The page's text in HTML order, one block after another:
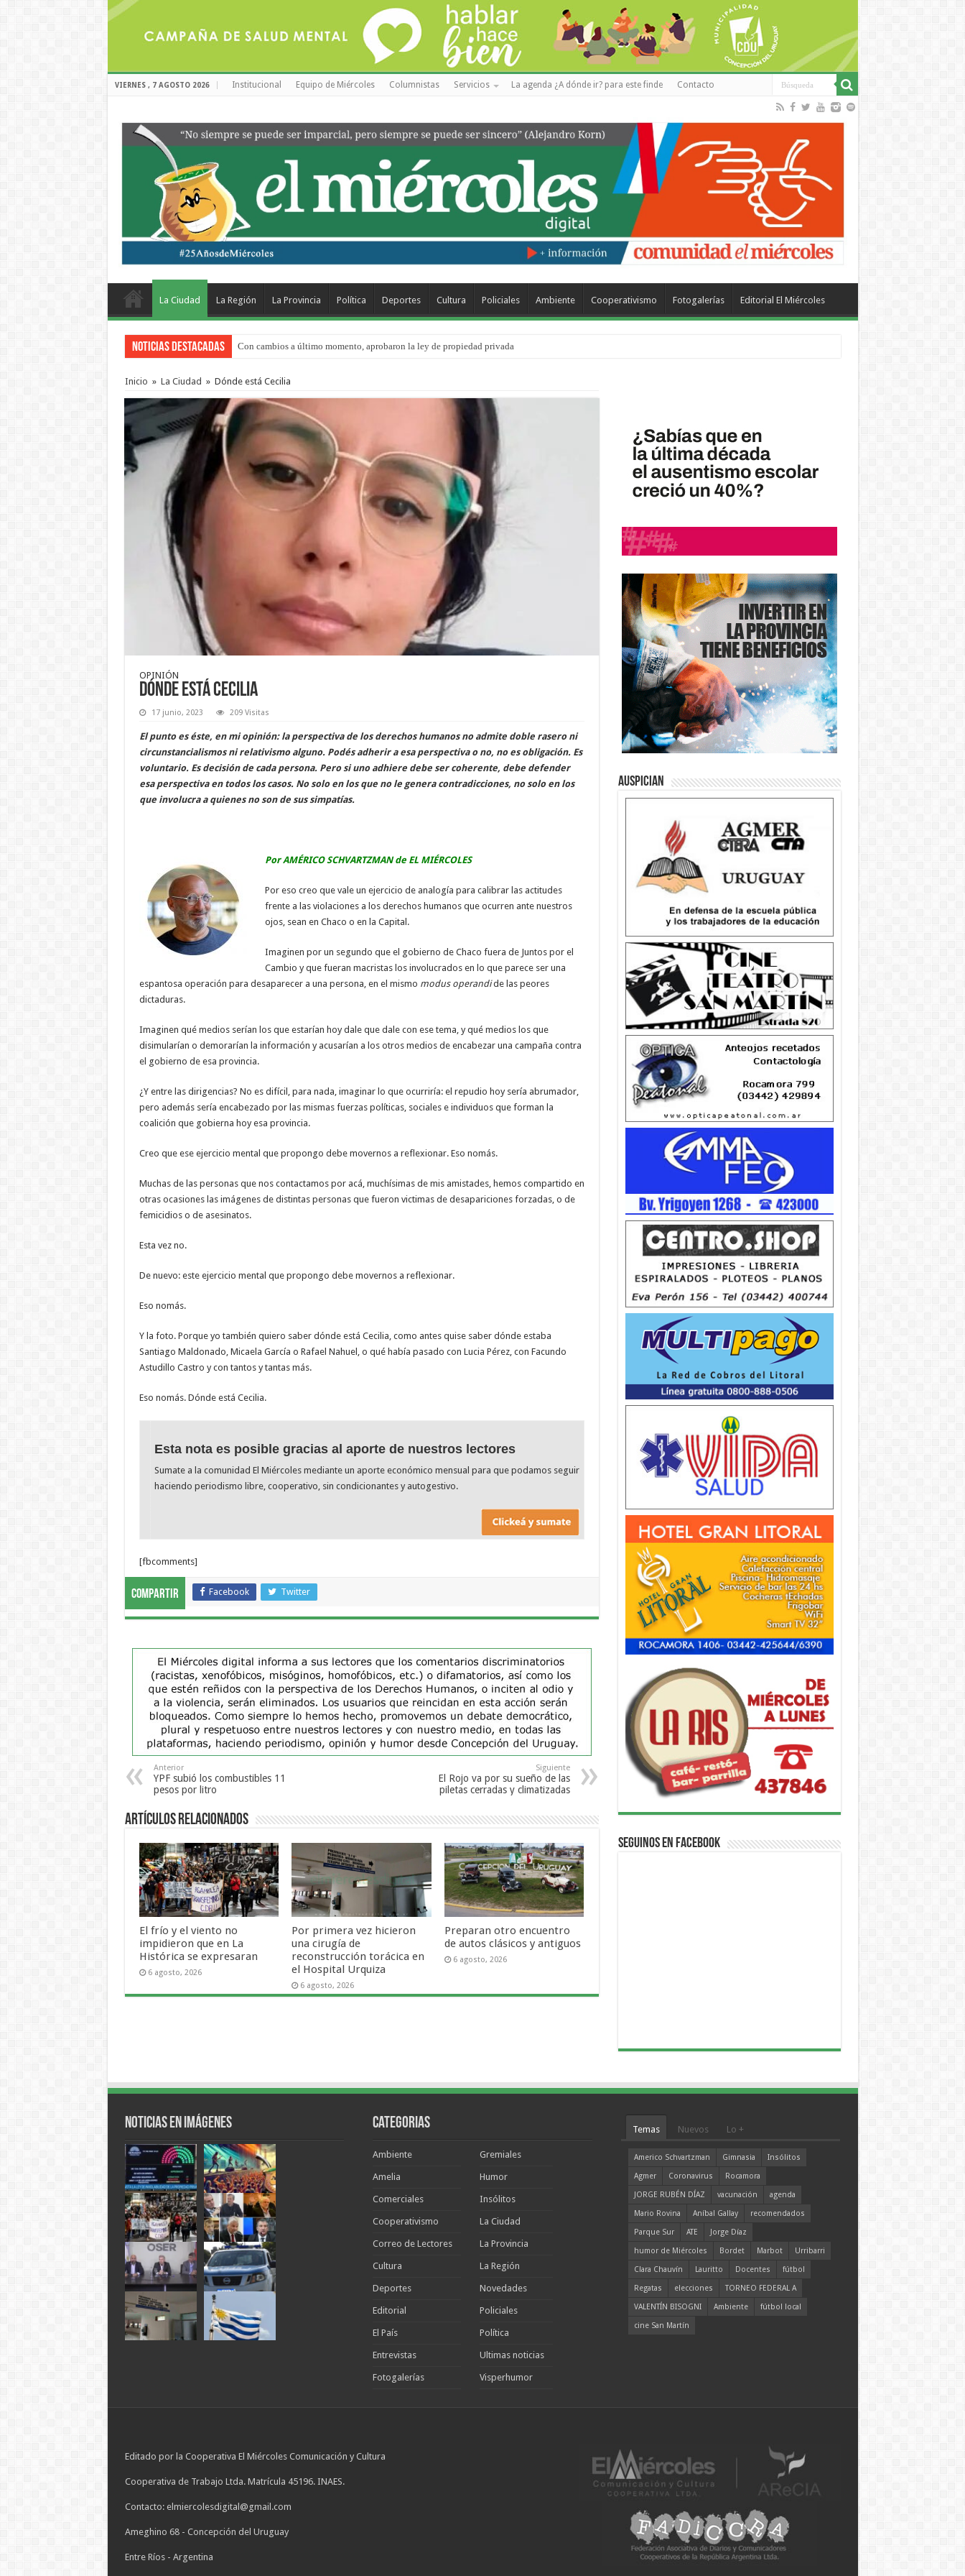
VIERNES , 7 AGOSTO 2026 Institucional Equipo de Miércoles Columnistas Servicios La agenda ¿A dónde ir? para este finde Contacto
La Ciudad La Región La Provincia Política Deportes Cultura Policiales Ambiente Cooperativismo Fotogalerías Editorial El Miércoles
Noticias Destacadas Con cambios a último momento, aprobaron la ley de propiedad privada
Del viernes 7 al domingo 9 de agosto: la agenda ¿A dónde ir? para este finde
Inicio » La Ciudad » Dónde está Cecilia
OPINIÓN
Dónde está Cecilia
17 junio, 2023 209 Visitas
El punto es éste, en mi opinión: la perspectiva de los derechos humanos no admite doble rasero ni
circunstancialismos ni relativismo alguno. Podés adherir a esa perspectiva o no, no es obligación. Es
voluntario. Es decisión de cada persona. Pero si uno adhiere debe ser coherente, debe defender
esa perspectiva en todos los casos. No solo en los que no le genera contradicciones, no solo en los
que involucra a quienes no son de sus simpatías.
Por AMÉRICO SCHVARTZMAN de EL MIÉRCOLES
Por eso creo que vale un ejercicio de analogía para calibrar las actitudes
frente a las violaciones a los derechos humanos que ocurren ante nuestros
ojos, sean en Chaco o en la Capital.
Imaginen por un segundo que el gobierno de Chaco fuera de Juntos por el
Cambio y que fueran macristas los involucrados en lo que parece ser una
espantosa operación para desaparecer a una persona, en el mismo modus operandide las peores
dictaduras.
Imaginen qué medios serían los que estarían hoy dale que dale con ese tema, y qué medios los que
disimularían o demorarían la información y acusarían a los otros medios de encabezar una campaña contra
el gobierno de esa provincia.
¿Y entre las dirigencias? No es difícil, para nada, imaginar lo que ocurriría: el repudio hoy sería abrumador,
pero además sería encabezado por las mismas fuerzas políticas, sociales e individuos que forman la
coalición que gobierna hoy esa provincia.
Creo que ese ejercicio mental que propongo debe movernos a reflexionar. Eso nomás.
Muchas de las personas que nos contactamos por acá, muchísimas de mis amistades, hemos compartido en
otras ocasiones las imágenes de distintas personas que fueron victimas de desapariciones forzadas, o de
femicidios o de asesinatos.
Esta vez no.
De nuevo: este ejercicio mental que propongo debe movernos a reflexionar.
Eso nomás.
Y la foto. Porque yo también quiero saber dónde está Cecilia, como antes quise saber dónde estaba
Santiago Maldonado, Micaela García o Rafael Nahuel, o qué había pasado con Lucia Pérez, con Facundo
Astudillo Castro y con tantos y tantas más.
Eso nomás. Dónde está Cecilia.
Esta nota es posible gracias al aporte de nuestros lectores
Sumate a la comunidad El Miércoles mediante un aporte económico mensual para que podamos seguir
haciendo periodismo libre, cooperativo, sin condicionantes y autogestivo.
[fbcomments]
Compartir Facebook Twitter
Anterior
YPF subió los combustibles 11
pesos por litro
Siguiente
El Rojo va por su sueño de las
piletas cerradas y climatizadas
Artículos Relacionados
El frío y el viento no
impidieron que en La
Histórica se expresaran
6 agosto, 2026
Por primera vez hicieron
una cirugía de
reconstrucción torácica en
el Hospital Urquiza
6 agosto, 2026
Preparan otro encuentro
de autos clásicos y antiguos
6 agosto, 2026
Auspician
Seguinos en Facebook
Noticias en Imágenes Categorias
Ambiente
Amelia
Comerciales
Cooperativismo
Correo de Lectores
Cultura
Deportes
Editorial
El País
Entrevistas
Fotogalerías
Gremiales
Humor
Insólitos
La Ciudad
La Provincia
La Región
Novedades
Policiales
Política
Ultimas noticias
Visperhumor
Temas Nuevos Lo +
Americo Schvartzman Gimnasia
Insólitos
Agmer
Coronavirus
Rocamora
JORGE RUBÉN DÍAZ
vacunación
agenda
Mario Rovina
Aníbal Gallay
recomendados
Parque Sur
ATE
Jorge Díaz
humor de Miércoles
Bordet Marbot
Urribarri
Clara Chauvín
Lauritto Docentes
fútbol
Regatas
elecciones
TORNEO FEDERAL A
VALENTÍN BISOGNI
Ambiente
fútbol local
cine San Martín
Editado por la Cooperativa El Miércoles Comunicación y Cultura
Cooperativa de Trabajo Ltda. Matrícula 45196. INAES.
Contacto: elmiercolesdigital@gmail.com
Ameghino 68 - Concepción del Uruguay
Entre Ríos - Argentina